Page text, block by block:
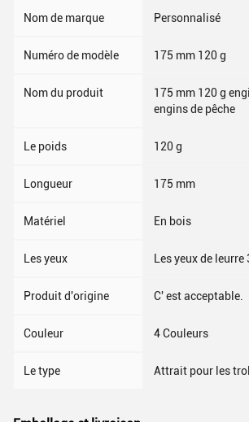
Nom de marque Personnalisé
Numéro de modèle 175 mm 120 g
Nom du produit
175 mm 120 g
engins de pêche
Le poids 120 g
Longueur 175 mm
Matériel En bois
Les yeux Les yeux de leurre
Produit d'origine C' est acceptable.
Couleur 4 Couleurs
Le type Attrait pour les